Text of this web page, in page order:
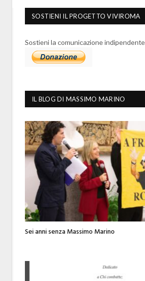
SOSTIENI IL PROGETTO VIVIROMA
Sostieni la comunicazione indipendente
IL BLOG DI MASSIMO MARINO
Sei anni senza Massimo Marino